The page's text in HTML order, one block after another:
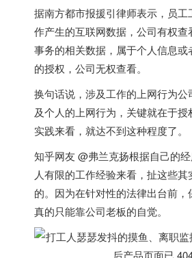
据南方都市报援引律师表示，员工
作产生的互联网数据，公司有权查
事务的相关数据，属于个人信息或
的授权，公司无权查看。
换句话说，涉及工作的上网行为
及个人的上网行为，关键就在于
实践来看，就达不到这种程度了。
知乎网友 @弗兰克扬根据自己的
人有限的工作经验来看，扯这些其
的。因为在针对性的法律出台前
真的只能靠公司老板的自觉。